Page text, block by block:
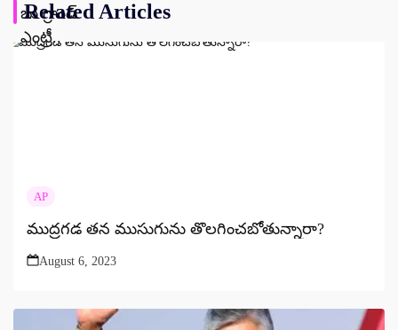
Related Articles
AP
ముద్రగడ తన ముసుగును తొలగించబోతున్నారా?
August 6, 2023